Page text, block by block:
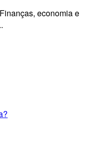
economia e